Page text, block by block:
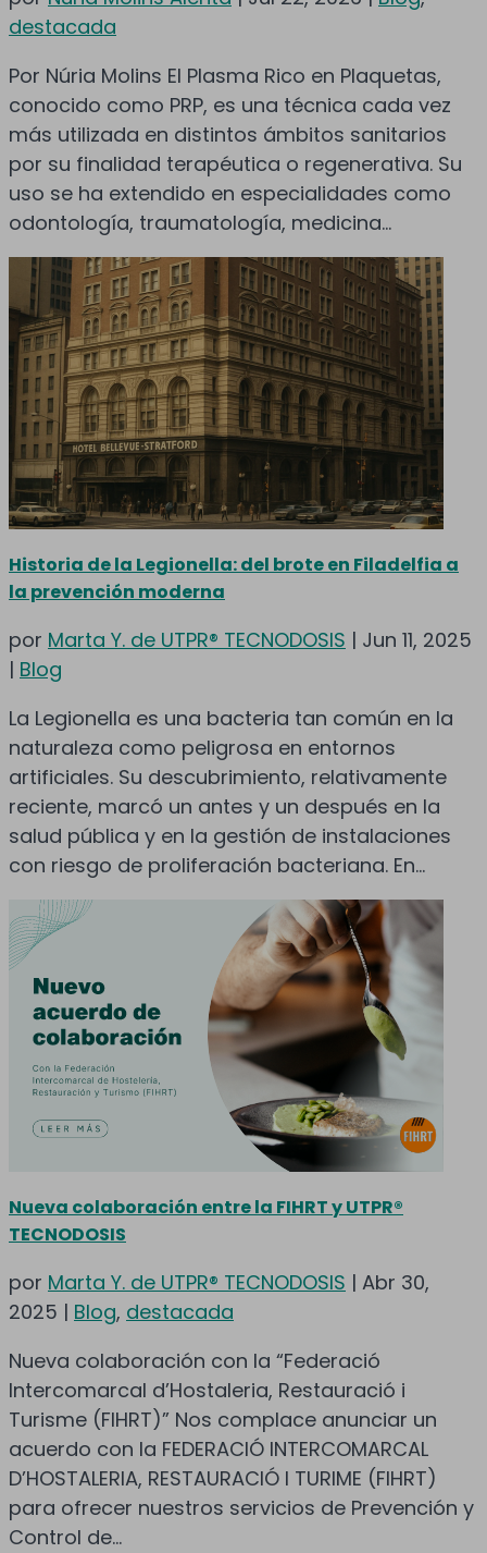
destacada
Por Núria Molins El Plasma Rico en Plaquetas,
conocido como PRP, es una técnica cada vez
más utilizada en distintos ámbitos sanitarios
por su finalidad terapéutica o regenerativa. Su
uso se ha extendido en especialidades como
odontología, traumatología, medicina...
Historia de la Legionella: del brote en Filadelfia a
la prevención moderna
por Marta Y. de UTPR® TECNODOSIS | Jun 11, 2025
| Blog
La Legionella es una bacteria tan común en la
naturaleza como peligrosa en entornos
artificiales. Su descubrimiento, relativamente
reciente, marcó un antes y un después en la
salud pública y en la gestión de instalaciones
con riesgo de proliferación bacteriana. En...
Nueva colaboración entre la FIHRT y UTPR®
TECNODOSIS
por Marta Y. de UTPR® TECNODOSIS | Abr 30,
2025 | Blog, destacada
Nueva colaboración con la “Federació
Intercomarcal d’Hostaleria, Restauració i
Turisme (FIHRT)” Nos complace anunciar un
acuerdo con la FEDERACIÓ INTERCOMARCAL
D’HOSTALERIA, RESTAURACIÓ I TURIME (FIHRT)
para ofrecer nuestros servicios de Prevención y
Control de...